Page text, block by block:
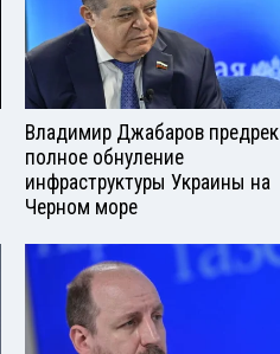
Владимир Джабаров предрек
полное обнуление
инфраструктуры Украины на
Черном море